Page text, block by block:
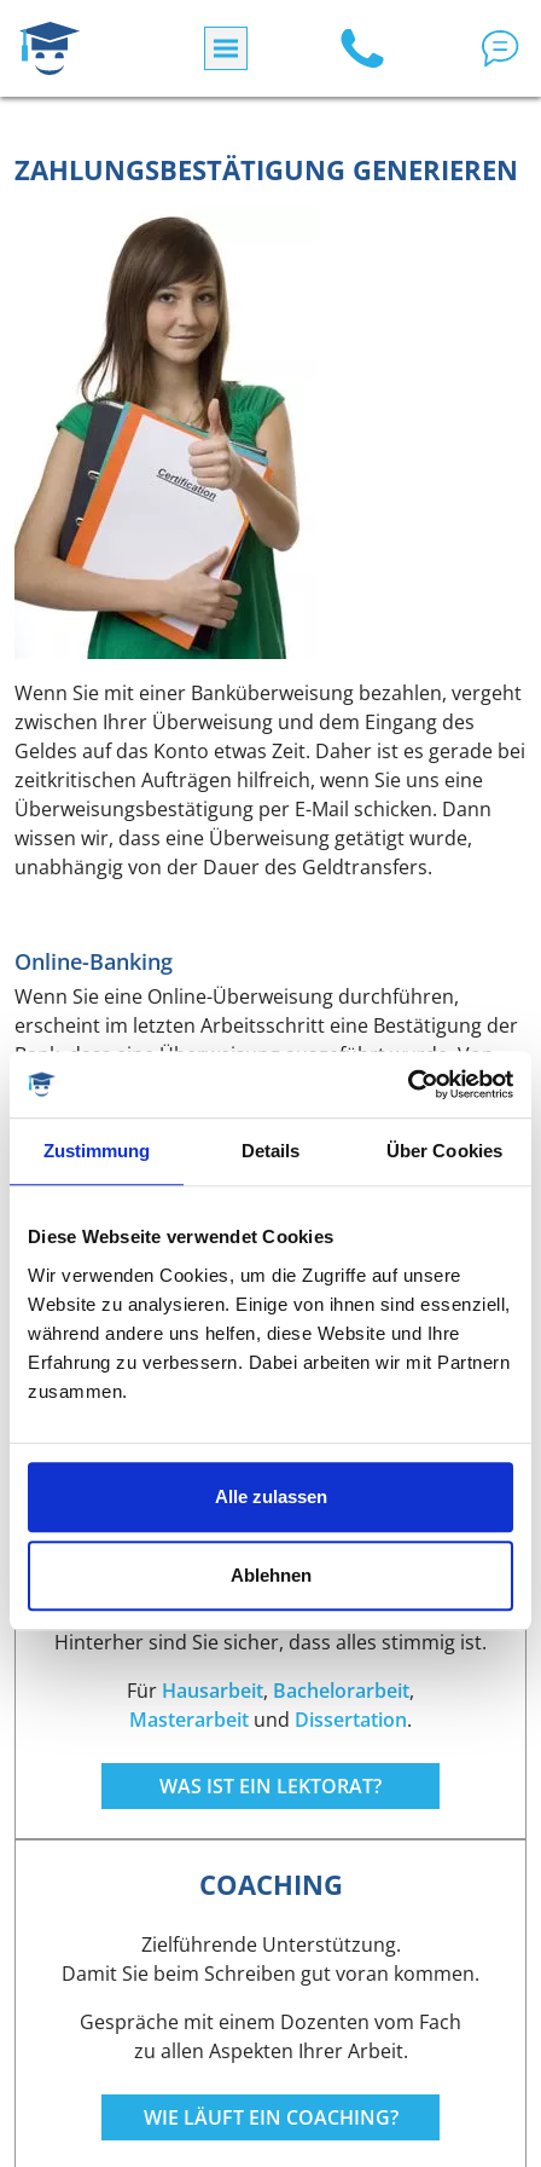
Zustimmung Details Über Cookies
Diese Webseite verwendet Cookies
Wir verwenden Cookies, um die Zugriffe auf unsere
Website zu analysieren. Einige von ihnen sind essenziell,
während andere uns helfen, diese Website und Ihre
Erfahrung zu verbessern. Dabei arbeiten wir mit Partnern
zusammen.
Alle zulassen
Ablehnen
ZAHLUNGSBESTÄTIGUNG GENERIEREN
Wenn Sie mit einer Banküberweisung bezahlen, vergeht
zwischen Ihrer Überweisung und dem Eingang des
Geldes auf das Konto etwas Zeit. Daher ist es gerade bei
zeitkritischen Aufträgen hilfreich, wenn Sie uns eine
Überweisungsbestätigung per E-Mail schicken. Dann
wissen wir, dass eine Überweisung getätigt wurde,
unabhängig von der Dauer des Geldtransfers.
Online-Banking
Wenn Sie eine Online-Überweisung durchführen,
erscheint im letzten Arbeitsschritt eine Bestätigung der
Bank, dass eine Überweisung ausgeführt wurde. Von
dieser Überweisungsbestätigung können Sie einen
Bildschirmausdruck (Screenshot) erzeugen und per E-
Mail verschicken. Unser Tipp: Auf Ihrem Rechner
Traditionelle Überweisungen auf Papier
Wenn Sie mit traditionellen Überweisungen auf Papier
arbeiten, können Sie den Beleg mit Ihrem Smartphone
fotografieren und uns das Foto Ihrer Überweisung per
LEKTORAT
Ihre Arbeit wird vor der Abgabe überprüft.
Hinterher sind Sie sicher, dass alles stimmig ist.
Für Hausarbeit, Bachelorarbeit,
Masterarbeit und Dissertation.
WAS IST EIN LEKTORAT?
COACHING
Zielführende Unterstützung.
Damit Sie beim Schreiben gut voran kommen.
Gespräche mit einem Dozenten vom Fach
zu allen Aspekten Ihrer Arbeit.
WIE LÄUFT EIN COACHING?